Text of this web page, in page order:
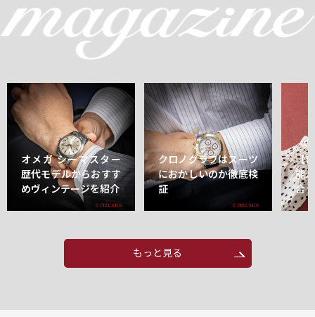
オメガ シーマスター
歴代モデルからおすす
めヴィンテージを紹介
クロノグラフはスーツ
におかしいのか徹底検
証
【
能
合
もっと見る